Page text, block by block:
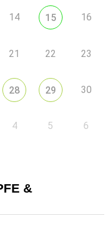
14 15 16
21 22 23
28 29 30
4 5 6
&